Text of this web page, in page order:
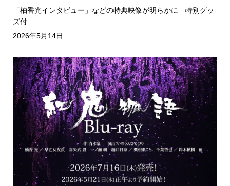
「柚香光インタビュー」などの特典映像が明らかに 特別グッ
ズ付…
2026年5月14日